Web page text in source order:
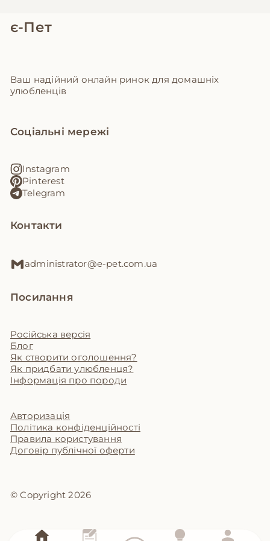
є-Пет
Ваш надійний онлайн ринок для домашніх
улюбленців
Соціальні мережі
Instagram
Pinterest
Telegram
Контакти
administrator@e-pet.com.ua
Посилання
Російська версія
Блог
Як створити оголошення?
Як придбати улюбленця?
Інформація про породи
Авторизація
Політика конфіденційності
Правила користування
Договір публічної оферти
© Copyright 2026